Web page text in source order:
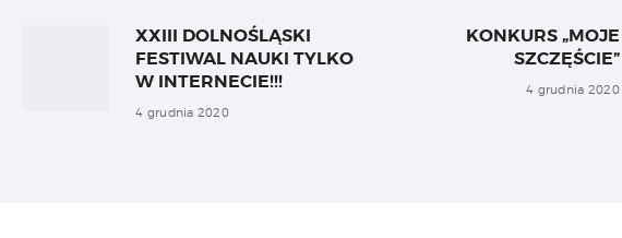
wpisu
Previous
post:
XXIII DOLNOŚLĄSKI
FESTIWAL NAUKI TYLKO
W INTERNECIE!!!
4 grudnia 2020
KONKURS „MOJE
SZCZĘŚCIE”
4 grudnia 2020